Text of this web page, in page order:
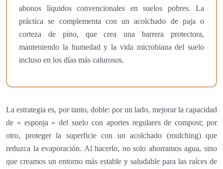
abonos líquidos convencionales en suelos pobres. La
práctica se complementa con un acolchado de paja o
corteza de pino, que crea una barrera protectora,
manteniendo la humedad y la vida microbiana del suelo
incluso en los días más calurosos.
La estrategia es, por tanto, doble: por un lado, mejorar la capacidad
de « esponja » del suelo con aportes regulares de compost; por
otro, proteger la superficie con un acolchado (mulching) que
reduzca la evaporación. Al hacerlo, no solo ahorramos agua, sino
que creamos un entorno más estable y saludable para las raíces de